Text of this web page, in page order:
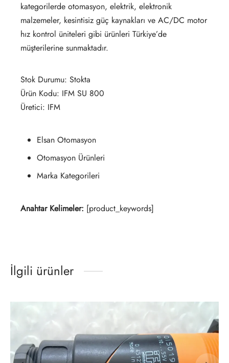
kategorilerde otomasyon, elektrik, elektronik
malzemeler, kesintisiz güç kaynakları ve AC/DC motor
hız kontrol üniteleri gibi ürünleri Türkiye’de
müşterilerine sunmaktadır.
Stok Durumu: Stokta
Ürün Kodu: IFM SU 800
Üretici: IFM
Elsan Otomasyon
Otomasyon Ürünleri
Marka Kategorileri
Anahtar Kelimeler: [product_keywords]
İlgili ürünler